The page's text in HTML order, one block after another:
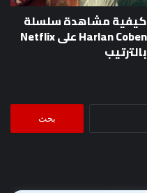
كيفية مشاهدة سلسلة
Harlan Coben على Netflix
بالترتيب